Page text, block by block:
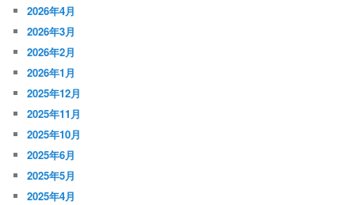
ョ
ン
2026年4月
2026年3月
2026年2月
2026年1月
2025年12月
2025年11月
2025年10月
2025年6月
2025年5月
2025年4月